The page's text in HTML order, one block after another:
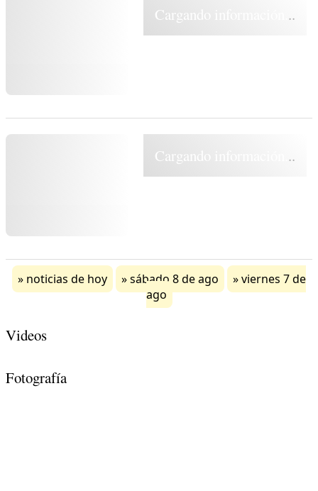
Cargando información...
Cargando información...
noticias de hoy sábado 8 de ago
viernes 7 de
ago
Videos
Fotografía